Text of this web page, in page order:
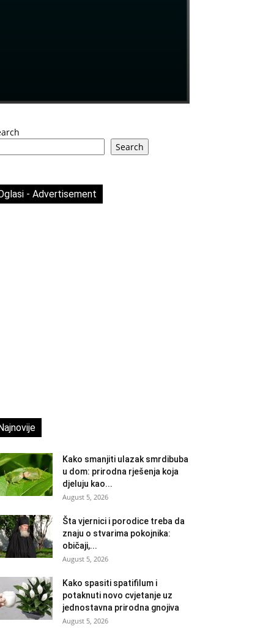
Search
- Advertisement
Kako smanjiti ulazak smrdibuba
u dom: prirodna rješenja koja
djeluju kao...
August 5, 2026
Šta vjernici i porodice treba da
znaju o stvarima pokojnika:
običaji,...
August 5, 2026
Kako spasiti spatifilum i
potaknuti novo cvjetanje uz
jednostavna prirodna gnojiva
August 5, 2026